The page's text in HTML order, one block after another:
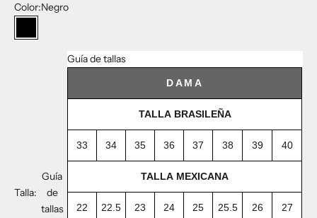
Color:Negro
Negro
Talla:
Guía
de
tallas
Guía de tallas
DAMA
TALLA BRASILEÑA
33 34 35 36 37 38 39 40
TALLA MEXICANA
22 22.5 23 24 25 25.5 26 27